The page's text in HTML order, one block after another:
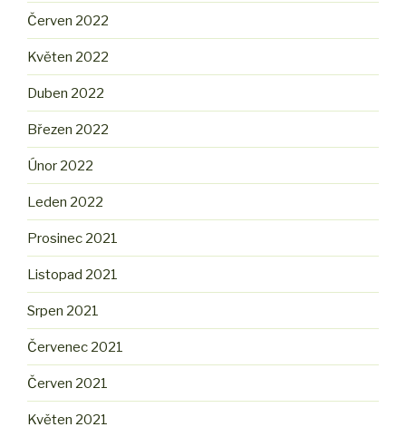
Červen 2022
Květen 2022
Duben 2022
Březen 2022
Únor 2022
Leden 2022
Prosinec 2021
Listopad 2021
Srpen 2021
Červenec 2021
Červen 2021
Květen 2021